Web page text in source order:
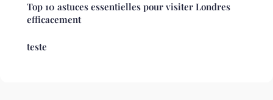
Top 10 astuces essentielles pour visiter Londres
efficacement
teste